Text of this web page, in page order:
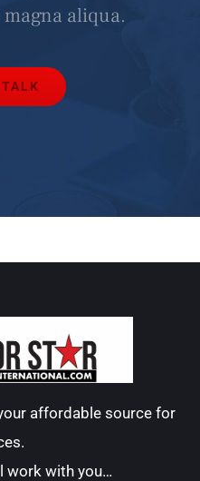
aliqua.
affordable source for
work with you…